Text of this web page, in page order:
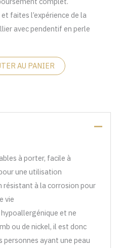
faites l’expérience de la
avec pendentif en perle
AU PANIER
à porter, facile à
une utilisation
résistant à la corrosion pour
vie
et ne
ou de nickel, il est donc
personnes ayant une peau